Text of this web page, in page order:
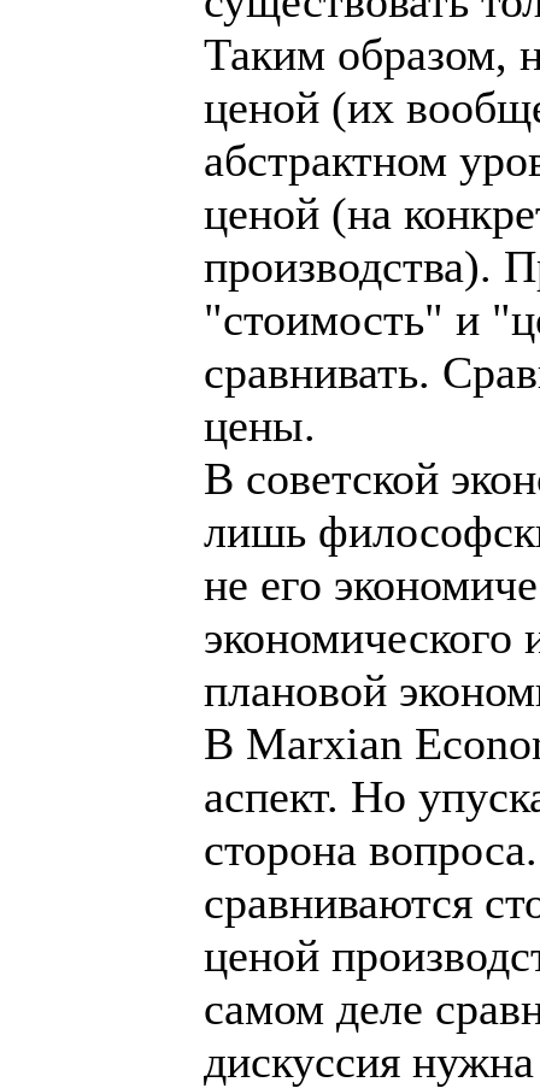
Таким образом,
ценой (их
абстрактном
ценой (на
производства).
"стоимость" и
сравнивать.
цены.
В советской
лишь
не его
экономического
плановой
В Marxian
аспект. Но
сторона
сравниваются
ценой
самом деле
дискуссия